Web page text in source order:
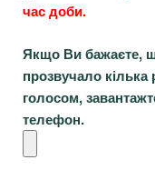
час доби.
Якщо Ви бажаєте,
прозвучало
голосом,
телефон.